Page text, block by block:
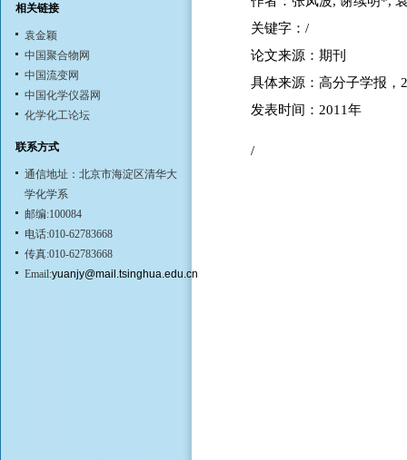
相关链接
袁金颖
中国聚合物网
中国流变网
中国化学仪器网
化学化工论坛
联系方式
通信地址：北京市海淀区清华大
学化学系
邮编:100084
电话:010-62783668
传真:010-62783668
Email:yuanjy@mail.tsinghua.edu.cn
关键字：/
论文来源：期刊
具体来源：高分子学报，
发表时间：2011年
/